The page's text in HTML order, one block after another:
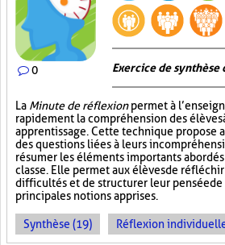
0 Exercice de
La Minute de réflexionpermet à
rapidement la compréhension des élèves
apprentissage. Cette technique propose
des questions liées à leurs
résumer les éléments importants
classe. Elle permet aux élèves de
difficultés et de structurer leur pensée de
principales notions apprises.
Synthèse (19) Réflexion